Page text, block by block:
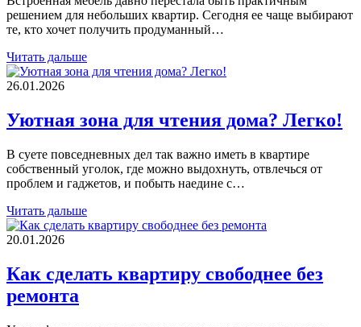
решением для небольших квартир. Сегодня ее чаще выбирают
те, кто хочет получить продуманный…
Читать дальше
26.01.2026
Уютная зона для чтения дома? Легко!
В суете повседневных дел так важно иметь в квартире
собственный уголок, где можно выдохнуть, отвлечься от
проблем и гаджетов, и побыть наедине с…
Читать дальше
20.01.2026
Как сделать квартиру свободнее без
ремонта